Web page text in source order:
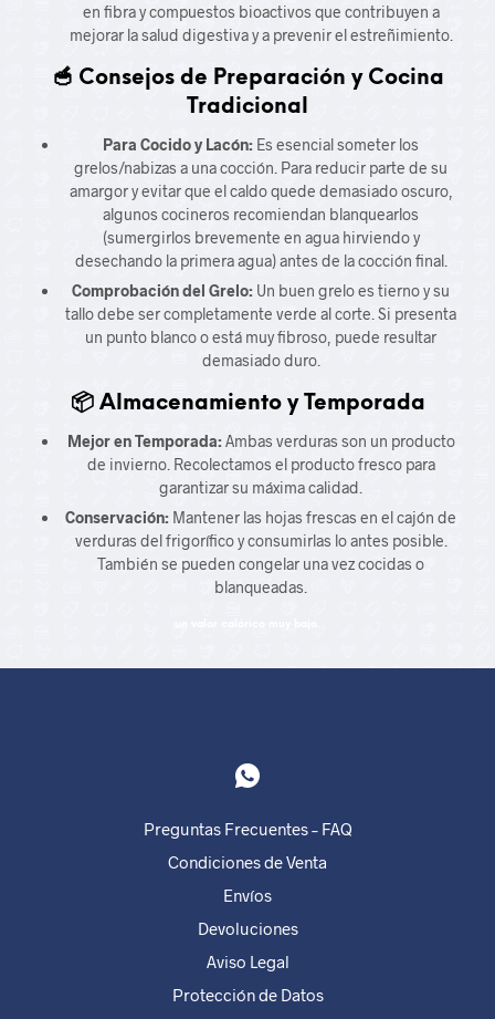
en fibra y compuestos bioactivos que contribuyen a
mejorar la salud digestiva y a prevenir el estreñimiento.
🥣 Consejos de Preparación y Cocina
Tradicional
Para Cocido y Lacón: Es esencial someter los
grelos/nabizas a una cocción. Para reducir parte de su
amargor y evitar que el caldo quede demasiado oscuro,
algunos cocineros recomiendan blanquearlos
(sumergirlos brevemente en agua hirviendo y
desechando la primera agua) antes de la cocción final.
Comprobación del Grelo: Un buen grelo es tierno y su
tallo debe ser completamente verde al corte. Si presenta
un punto blanco o está muy fibroso, puede resultar
demasiado duro.
📦 Almacenamiento y Temporada
Mejor en Temporada:Ambas verduras son un producto
de invierno. Recolectamos el producto fresco para
garantizar su máxima calidad.
Conservación: Mantener las hojas frescas en el cajón de
verduras del frigorífico y consumirlas lo antes posible.
También se pueden congelar una vez cocidas o
blanqueadas.
Preguntas Frecuentes – FAQ
Condiciones de Venta
Envíos
Devoluciones
Aviso Legal
Protección de Datos